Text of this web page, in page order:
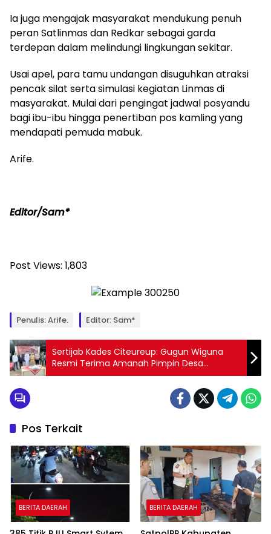
Ia juga mengajak masyarakat mendukung penuh
peran Satlinmas dan Redkar sebagai garda
terdepan dalam melindungi lingkungan sekitar.
Usai apel, para tamu undangan disuguhkan atraksi
pencak silat serta simulasi kegiatan Linmas di
masyarakat. Mulai dari pengingat jadwal posyandu
bagi ibu-ibu hingga penertiban pos kamling yang
mendapati pemuda mabuk.
Arife.
Editor/Sam*
Post Views: 1,803
Penulis: Arife. Editor: Sam*
Sertijab Kades Citeureup: Gugun Wiguna
Resmi Terima Amanah Pimpin Desa
Citeureup
Pos Terkait
BERITA DAERAH BERITA DAERAH